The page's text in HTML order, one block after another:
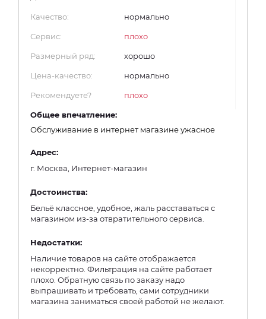
Качество: нормально
Сервис: плохо
Размерный ряд: хорошо
Цена-качество: нормально
Рекомендуете? плохо
Общее впечатление:
Обслуживание в интернет магазине ужасное
Адрес:
г. Москва, Интернет-магазин
Достоинства:
Бельё классное, удобное, жаль расставаться с
магазином из-за отвратительного сервиса.
Недостатки:
Наличие товаров на сайте отображается
некорректно. Фильтрация на сайте работает
плохо. Обратную связь по заказу надо
выпрашивать и требовать, сами сотрудники
магазина заниматься своей работой не желают.